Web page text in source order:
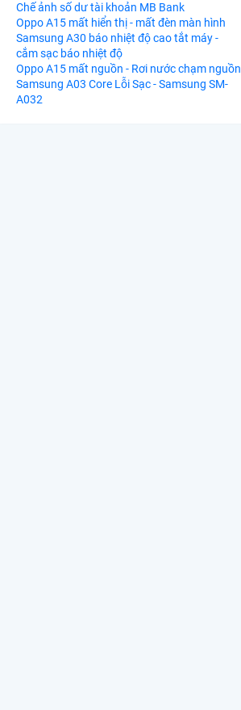
Chế ảnh số dư tài khoản MB Bank
Oppo A15 mất hiển thị - mất đèn màn hình
Samsung A30 báo nhiệt độ cao tắt máy -
cắm sạc báo nhiệt độ
Oppo A15 mất nguồn - Rơi nước chạm nguồn
Samsung A03 Core Lỗi Sạc - Samsung SM-
A032